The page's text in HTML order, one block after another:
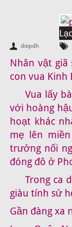
diepdh
Nhân vật giã
con vua Kinh
Vua lấy bà
với hoàng
hoạt khác
mẹ lên
trưởng nối
đóng đô ở
Trong ca
giàu tính sử
Gần đàng xa